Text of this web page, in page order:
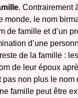
. Contrairement
monde, le nom
de famille et d’un
d’une
de la famille :
de leur époux
non plus le nom
famille peut être